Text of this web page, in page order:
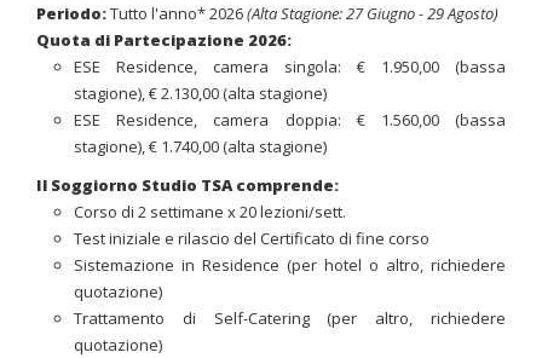
Periodo:Tutto l'anno* 2026(Alta Stagione: 27 Giugno - 29 Agosto)
Quota di Partecipazione 2026:
ESE Residence, camera singola: € 1.950,00 (bassa
stagione), € 2.130,00 (alta stagione)
ESE Residence, camera doppia: € 1.560,00 (bassa
stagione), € 1.740,00 (alta stagione)
Il Soggiorno Studio TSA comprende:
Corso di 2 settimane x 20 lezioni/sett.
Test iniziale e rilascio del Certificato di fine corso
Sistemazione in Residence (per hotel o altro, richiedere
quotazione)
Trattamento di Self-Catering (per altro, richiedere
quotazione)